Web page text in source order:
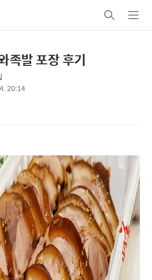
검
색
메
뉴
족발 포장 후기
20:14